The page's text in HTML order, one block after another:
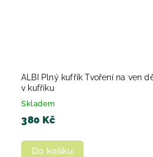
ALBI Plný kufřík Tvoření na ven
v kufříku
Skladem
380 Kč
Do košíku